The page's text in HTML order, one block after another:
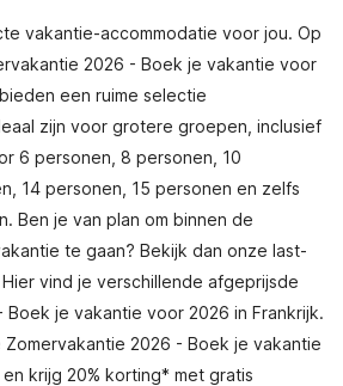
vakantie-accommodatie voor jou. Op
2026 - Boek je vakantie voor
een ruime selectie
zijn voor grotere groepen, inclusief
6 personen, 8 personen, 10
14 personen, 15 personen en zelfs
Ben je van plan om binnen de
te gaan? Bekijk dan onze last-
vind je verschillende afgeprijsde
Boek je vakantie voor 2026 in Frankrijk.
Zomervakantie 2026 - Boek je vakantie
krijg 20% korting* met gratis